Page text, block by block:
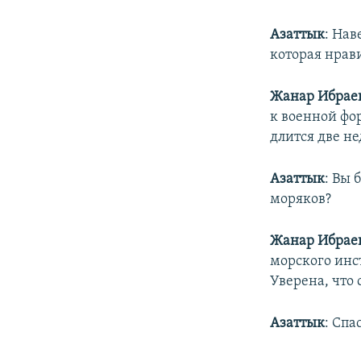
Азаттык:
которая
Жанар
к военной
длится две
Азаттык: Вы
моряков?
Жанар
морского
Уверена, что
Азаттык: